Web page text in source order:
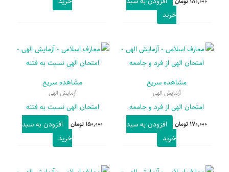
خرید
مشاهده سریع
آزمایش الهی
امتحان الهی از فرد و جامعه
170,000تومان
افزودن به سبد
خرید
مشاهده سریع
آزمایش الهی
امتحان الهی نسبت به فتنه
150,000تومان
افزودن به سبد
خرید